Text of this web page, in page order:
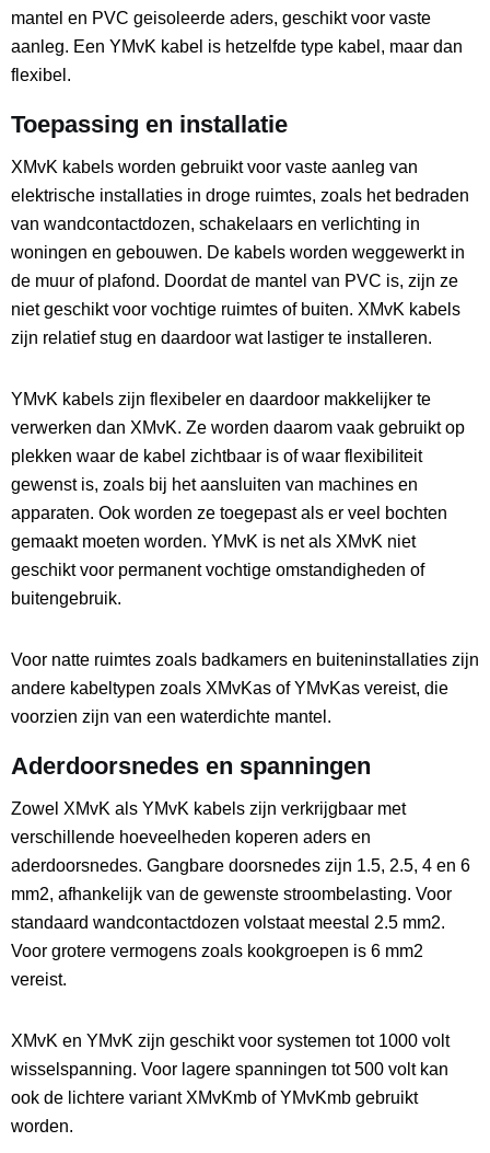
mantel en PVC geisoleerde aders, geschikt voor vaste
aanleg. Een YMvK kabel is hetzelfde type kabel, maar dan
flexibel.
Toepassing en installatie
XMvK kabels worden gebruikt voor vaste aanleg van
elektrische installaties in droge ruimtes, zoals het bedraden
van wandcontactdozen, schakelaars en verlichting in
woningen en gebouwen. De kabels worden weggewerkt in
de muur of plafond. Doordat de mantel van PVC is, zijn ze
niet geschikt voor vochtige ruimtes of buiten. XMvK kabels
zijn relatief stug en daardoor wat lastiger te installeren.
YMvK kabels zijn flexibeler en daardoor makkelijker te
verwerken dan XMvK. Ze worden daarom vaak gebruikt op
plekken waar de kabel zichtbaar is of waar flexibiliteit
gewenst is, zoals bij het aansluiten van machines en
apparaten. Ook worden ze toegepast als er veel bochten
gemaakt moeten worden. YMvK is net als XMvK niet
geschikt voor permanent vochtige omstandigheden of
buitengebruik.
Voor natte ruimtes zoals badkamers en buiteninstallaties zijn
andere kabeltypen zoals XMvKas of YMvKas vereist, die
voorzien zijn van een waterdichte mantel.
Aderdoorsnedes en spanningen
Zowel XMvK als YMvK kabels zijn verkrijgbaar met
verschillende hoeveelheden koperen aders en
aderdoorsnedes. Gangbare doorsnedes zijn 1.5, 2.5, 4 en 6
mm2, afhankelijk van de gewenste stroombelasting. Voor
standaard wandcontactdozen volstaat meestal 2.5 mm2.
Voor grotere vermogens zoals kookgroepen is 6 mm2
vereist.
XMvK en YMvK zijn geschikt voor systemen tot 1000 volt
wisselspanning. Voor lagere spanningen tot 500 volt kan
ook de lichtere variant XMvKmb of YMvKmb gebruikt
worden.